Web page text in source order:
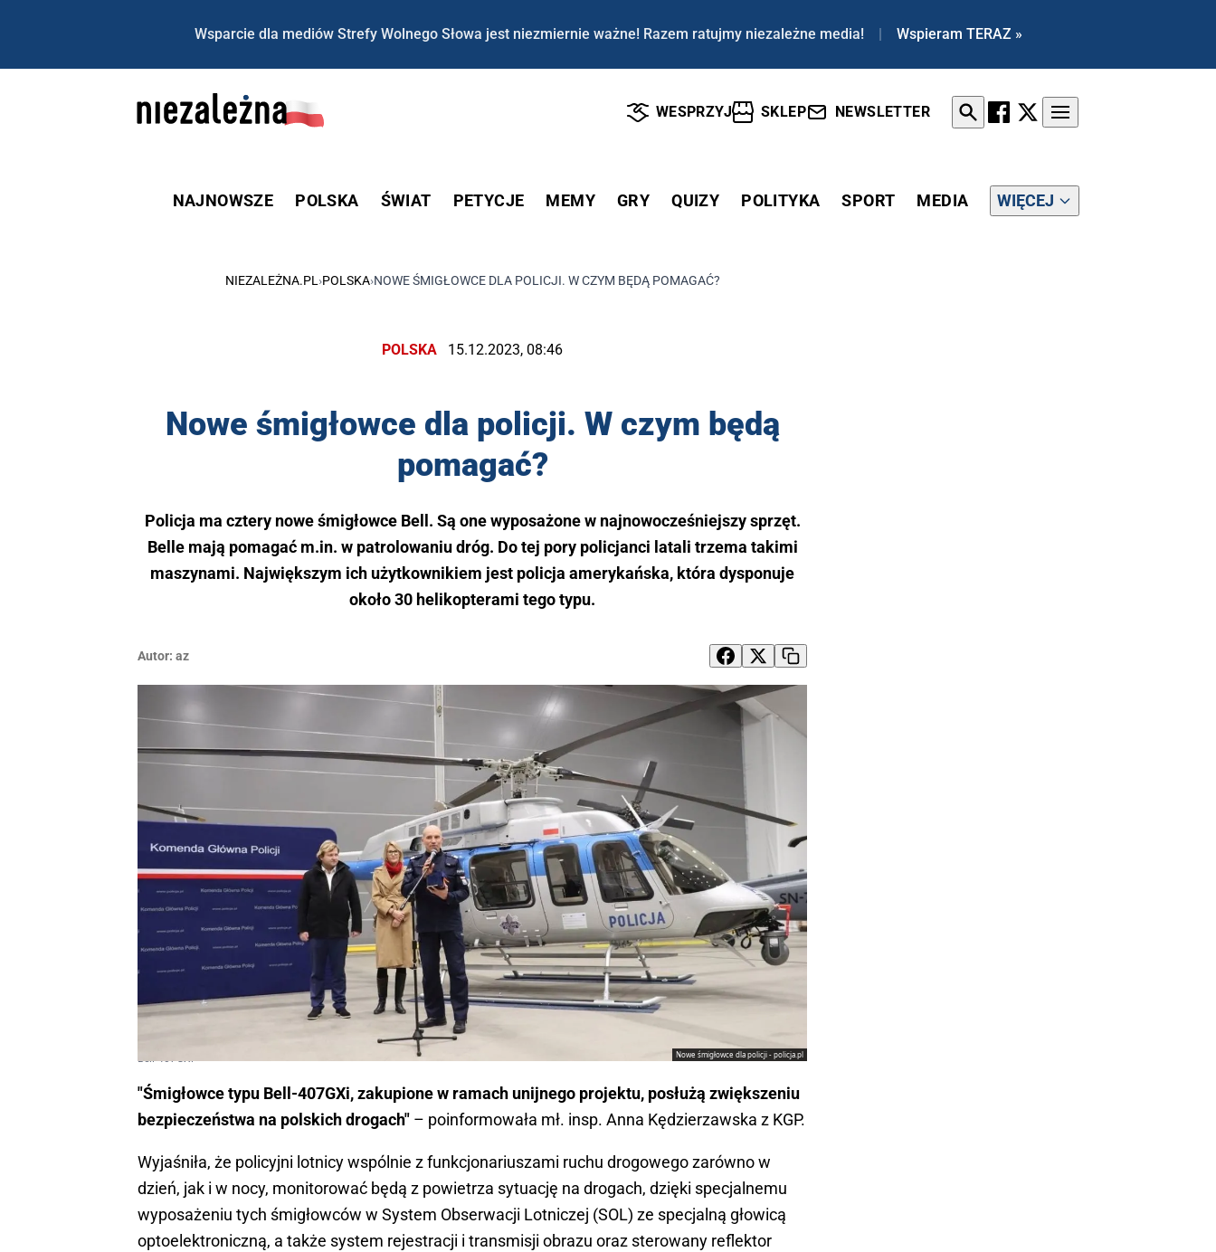
Wsparcie dla mediów Strefy Wolnego Słowa jest niezmiernie ważne! Razem ratujmy niezależne media! | Wspieram TERAZ »
WESPRZYJ SKLEP NEWSLETTER
NAJNOWSZE POLSKA ŚWIAT PETYCJE MEMY GRY QUIZY POLITYKA SPORT MEDIA WIĘCEJ
NIEZALEŻNA.PL ›POLSKA›NOWE ŚMIGŁOWCE DLA POLICJI. W CZYM BĘDĄ POMAGAĆ?
POLSKA 15.12.2023, 08:46
Nowe śmigłowce dla policji. W czym będą
pomagać?
Policja ma cztery nowe śmigłowce Bell. Są one wyposażone w najnowocześniejszy sprzęt.
Belle mają pomagać m.in. w patrolowaniu dróg. Do tej pory policjanci latali trzema takimi
maszynami. Największym ich użytkownikiem jest policja amerykańska, która dysponuje
około 30 helikopterami tego typu.
Autor: az
Nowe śmigłowce dla policji - policja.pl
Bell-407GXi
"Śmigłowce typu Bell-407GXi, zakupione w ramach unijnego projektu, posłużą zwiększeniu
bezpieczeństwa na polskich drogach" – poinformowała mł. insp. Anna Kędzierzawska z KGP.
Wyjaśniła, że policyjni lotnicy wspólnie z funkcjonariuszami ruchu drogowego zarówno w
dzień, jak i w nocy, monitorować będą z powietrza sytuację na drogach, dzięki specjalnemu
wyposażeniu tych śmigłowców w System Obserwacji Lotniczej (SOL) ze specjalną głowicą
optoelektroniczną, a także system rejestracji i transmisji obrazu oraz sterowany reflektor